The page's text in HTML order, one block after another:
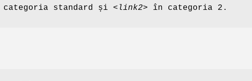
standard și <link2> în categoria 2.